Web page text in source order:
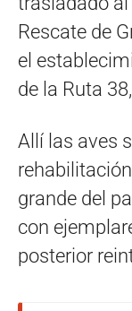
Rescate de
el
de la Ruta
Allí las aves
grande del
con
posterior